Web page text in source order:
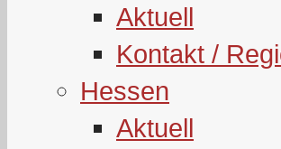
Aktuell
Kontakt /
Hessen
Aktuell